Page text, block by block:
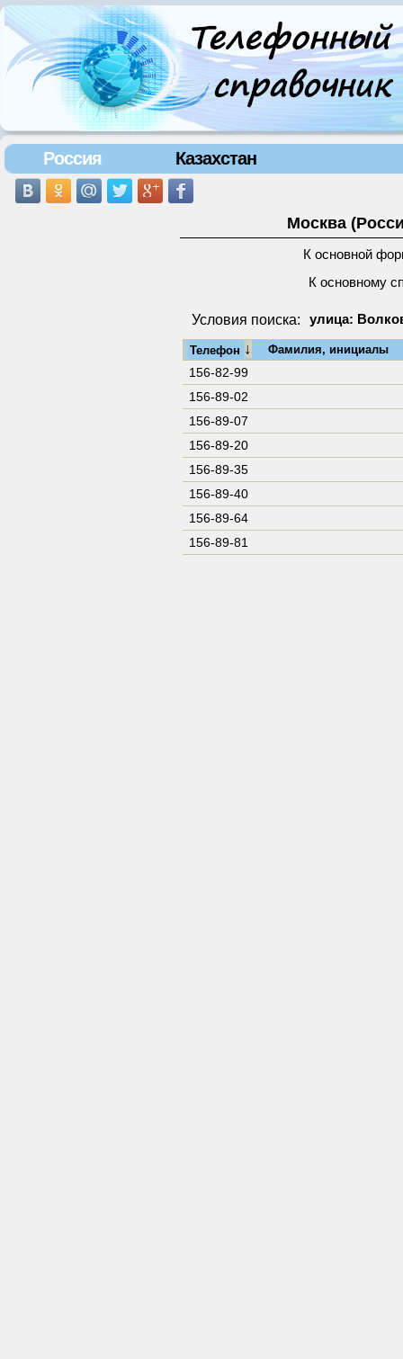
Россия Казахстан
Москва
К основной
К основному
Условия поиска: улица:
Телефон ↓ Фамилия, инициалы
156-82-99
156-89-02
156-89-07
156-89-20
156-89-35
156-89-40
156-89-64
156-89-81